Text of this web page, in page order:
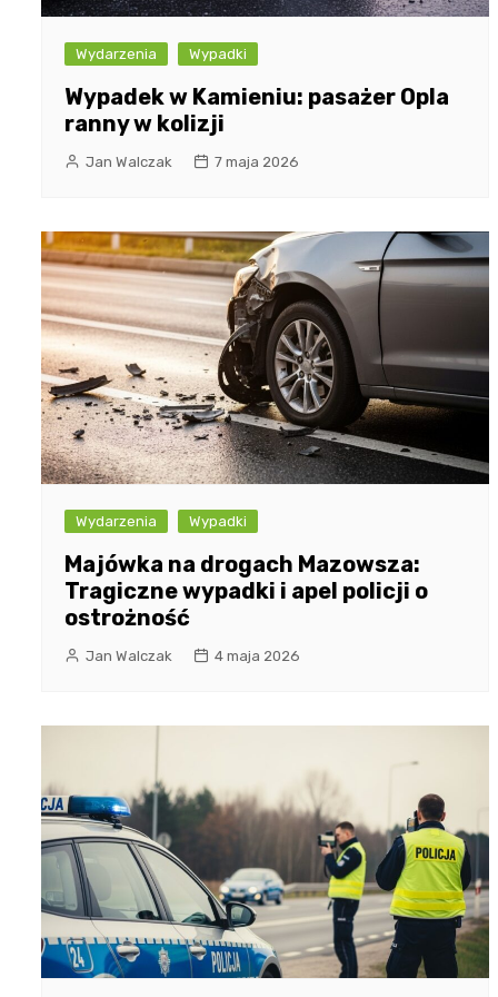
Wydarzenia Wypadki
Wypadek w Kamieniu: pasażer Opla
ranny w kolizji
Jan Walczak 7 maja 2026
Wydarzenia Wypadki
Majówka na drogach Mazowsza:
Tragiczne wypadki i apel policji o
ostrożność
Jan Walczak 4 maja 2026